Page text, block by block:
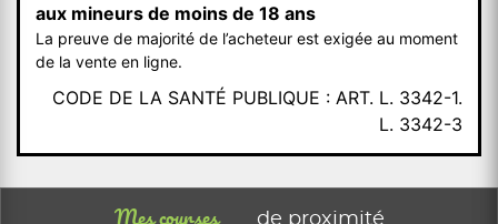
aux mineurs de moins de 18 ans
La preuve de majorité de l’acheteur est exigée au moment
de la vente en ligne.
CODE DE LA SANTÉ PUBLIQUE : ART. L. 3342-1.
L. 3342-3
Mes courses de proximité